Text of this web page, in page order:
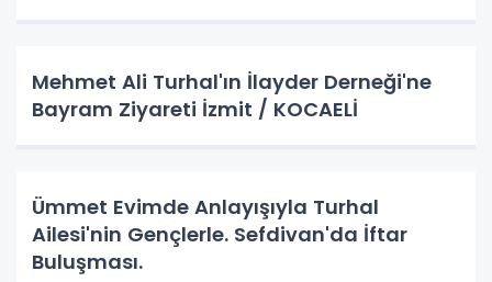
Mehmet Ali Turhal'ın İlayder Derneği'ne
Bayram Ziyareti İzmit / KOCAELİ
Ümmet Evimde Anlayışıyla Turhal
Ailesi'nin Gençlerle. Sefdivan'da İftar
Buluşması.